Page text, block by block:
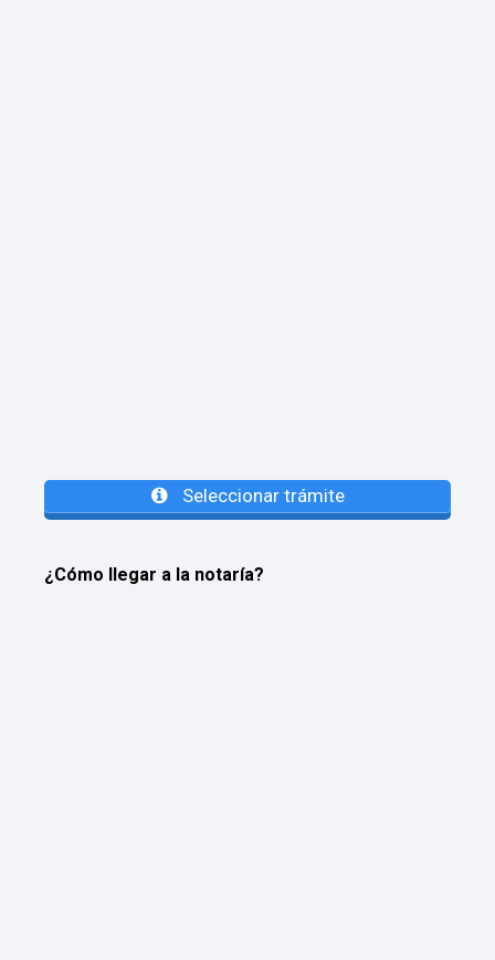
Seleccionar trámite
¿Cómo llegar a la notaría?